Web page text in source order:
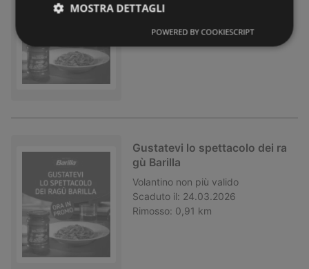
Volantino
Rimosso: 0,91 km
Gustatevi lo spettacolo dei ra
gù Barilla
Volantino non più valido
Scaduto il: 24.03.2026
Rimosso: 0,91 km
MOSTRA DETTAGLI
POWERED BY COOKIESCRIPT